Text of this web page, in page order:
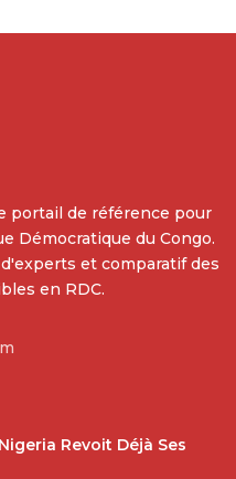
portail de référence pour
Démocratique du Congo.
et comparatif des
en RDC.
Revoit Déjà Ses